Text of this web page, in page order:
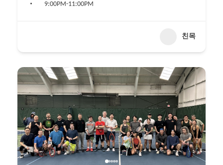
9:00PM-11:00PM
친목